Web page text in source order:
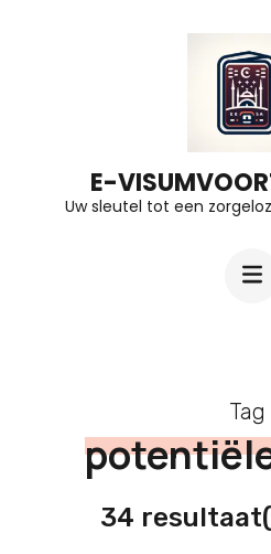
E-
Uw sleutel tot een
Tag
34